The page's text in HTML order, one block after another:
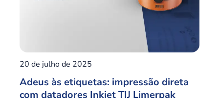
20 de julho de 2025
Adeus às etiquetas: impressão direta
com datadores Inkjet TIJ Limerpak